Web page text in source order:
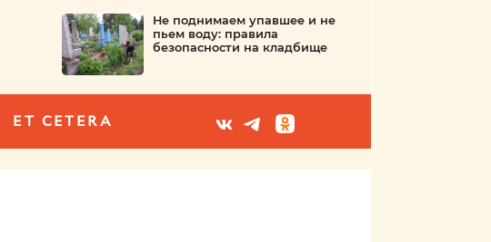
Не поднимаем упавшее и не
пьем воду: правила
безопасности на кладбище
ET CETERA